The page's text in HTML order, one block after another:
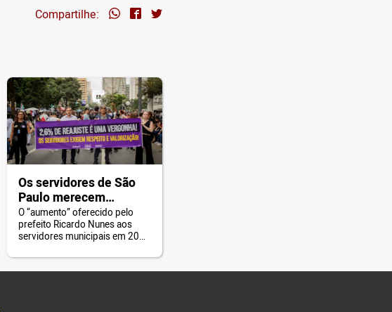
Compartilhe:
Os servidores de São
Paulo merecem
respeito!
O “aumento” oferecido pelo
prefeito Ricardo Nunes aos
servidores municipais em 2025